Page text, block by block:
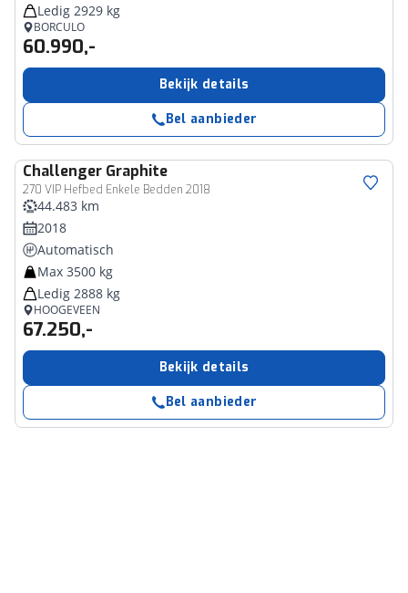
Ledig 2929 kg
BORCULO
60.990,-
Bekijk details
Bel aanbieder
Challenger Graphite
270 VIP Hefbed Enkele Bedden 2018
44.483 km
2018
Automatisch
Max 3500 kg
Ledig 2888 kg
HOOGEVEEN
67.250,-
Bekijk details
Bel aanbieder